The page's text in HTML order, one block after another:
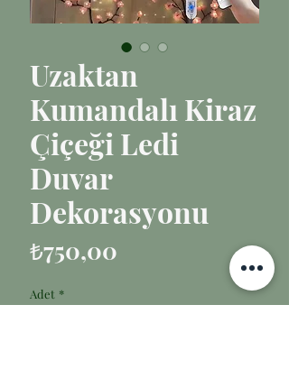
Uzaktan
Kumandalı Kiraz
Çiçeği Ledi
Duvar
Dekorasyonu
₺750,00
Adet *